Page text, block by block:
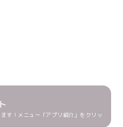
す！メニュー「アプリ紹介」をクリッ